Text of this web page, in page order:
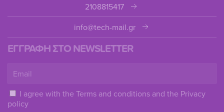
2108815417
info@tech-mail.gr
ΕΓΓΡΑΦΗ ΣΤΟ NEWSLETTER
I agree with the Terms and conditions and the Privacy
policy